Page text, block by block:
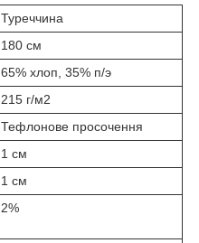
Туреччина
180 см
65% хлоп, 35% п/э
215 г/м2
Тефлонове просочення
1 см
1 см
2%